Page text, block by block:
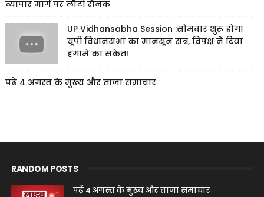
व्यापार मार्ग पर लौटी रौनक
UP Vidhansabha Session :सोमवार शुरू होगा
यूपी विधानसभा का मानसून सत्र, विपक्ष ने दिया
हंगामे का संकेत!
पढ़ें 4 अगस्त के मुख्य और ताजा समाचार
RANDOM POSTS
पढ़ें 4 अगस्त के मुख्य और ताजा समाचार